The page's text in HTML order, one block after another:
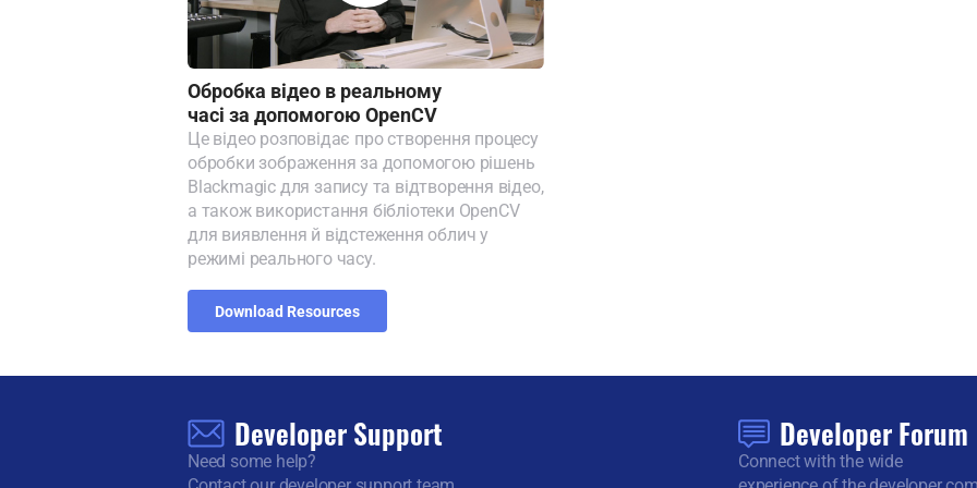
Обробка відео в реальному
часі за допомогою OpenCV
Це відео розповідає про створення процесу
обробки зображення за допомогою рішень
Blackmagic для запису та відтворення відео,
а також використання бібліотеки OpenCV
для виявлення й відстеження облич у
режимі реального часу.
Download Resources
Developer Support
Need some help?
Developer Forum
Connect with the wide